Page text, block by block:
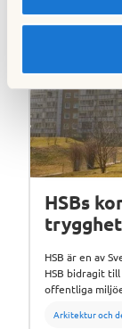
HSBs
trygghet
HSB är en av
HSB bidragit
offentliga
Arkitektur och